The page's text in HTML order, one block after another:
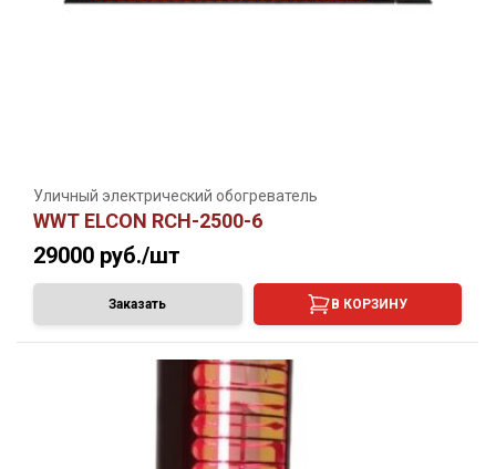
Уличный электрический обогреватель
WWT ELCON RCH-2500-6
29000 руб./шт
Заказать В КОРЗИНУ